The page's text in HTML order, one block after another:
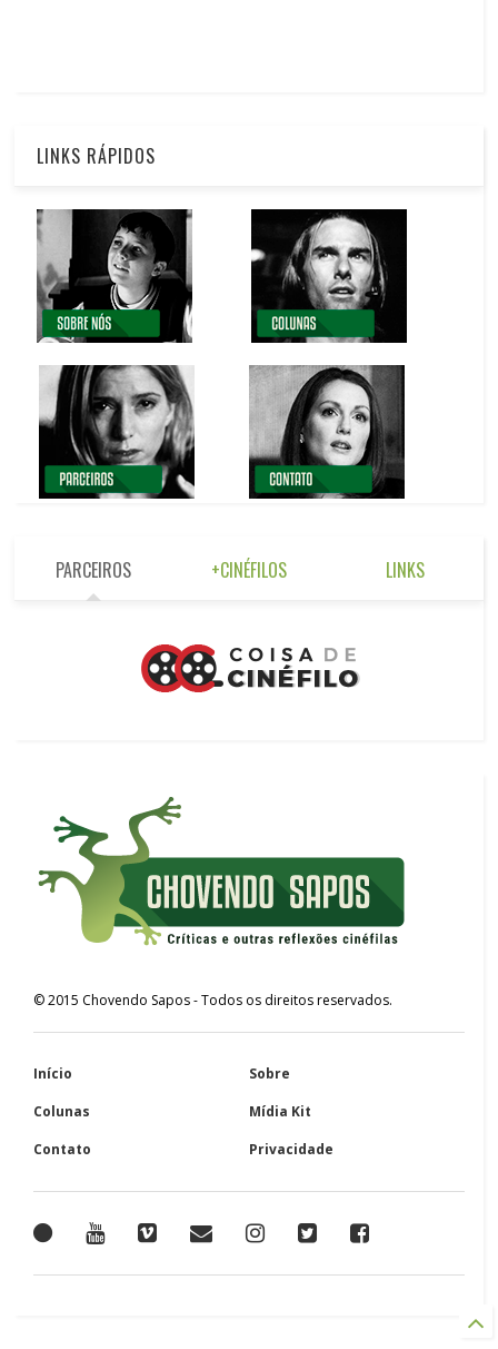
LINKS RÁPIDOS
PARCEIROS +CINÉFILOS LINKS
©2015 Chovendo Sapos- Todos os direitos reservados.
Início
Sobre
Colunas
Mídia Kit
Contato
Privacidade